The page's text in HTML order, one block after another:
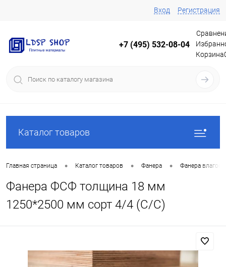
Вход Регистрация
+7 (495) 532-08-04
Корзина
Каталог товаров
Главная страница • Каталог товаров • Фанера • Фанера
Фанера ФСФ толщина 18 мм
1250*2500 мм сорт 4/4 (С/C)